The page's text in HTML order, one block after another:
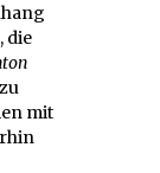
die
mit